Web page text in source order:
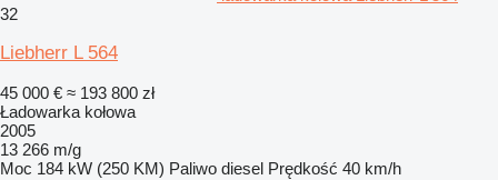
32
Liebherr L 564
45 000 € ≈ 193 800 zł
Ładowarka kołowa
2005
13 266 m/g
Moc 184 kW (250 KM) Paliwo diesel Prędkość 40 km/h